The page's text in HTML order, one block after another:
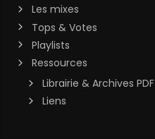
Les mixes
Tops & Votes
Playlists
Ressources
Librairie & Archives PDF
Liens